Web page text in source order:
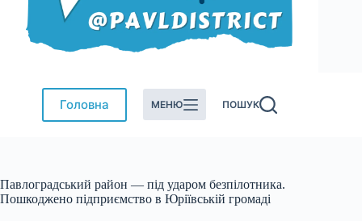
Головна МЕНЮ ПОШУК
Павлоградський район — під ударом безпілотника.
Пошкоджено підприємство в Юріївській громаді